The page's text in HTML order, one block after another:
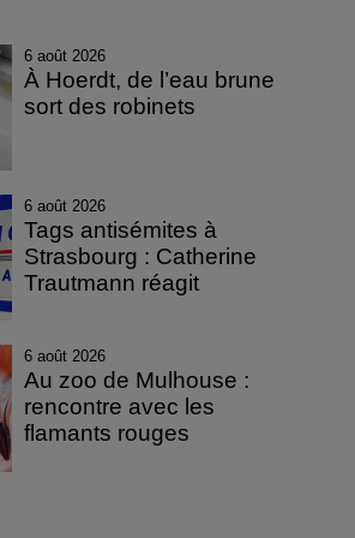
6 août 2026
À Hoerdt, de l’eau brune
sort des robinets
6 août 2026
Tags antisémites à
Strasbourg : Catherine
Trautmann réagit
6 août 2026
Au zoo de Mulhouse :
rencontre avec les
flamants rouges